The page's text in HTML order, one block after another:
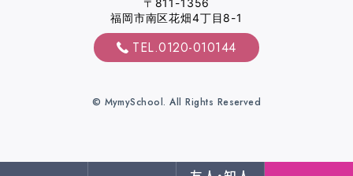
福岡大学前営業所ブログ福岡市南区花畑4丁目8-1
TEL.0120-010144
© MymySchool. All Rights Reserved